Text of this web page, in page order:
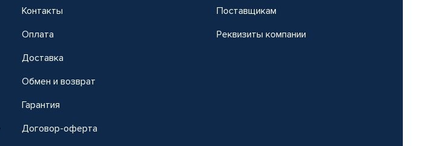
Контакты
Оплата
Доставка
Обмен и возврат
Гарантия
Договор-оферта
Поставщикам
Реквизиты компании